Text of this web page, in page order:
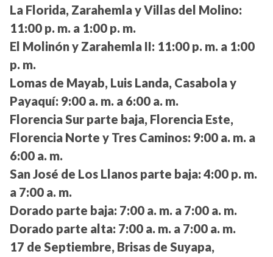
La Florida, Zarahemla y Villas del Molino:
11:00 p. m. a 1:00 p. m.
El Molinón y Zarahemla II: 11:00 p. m. a 1:00
p. m.
Lomas de Mayab, Luis Landa, Casabola y
Payaquí: 9:00 a. m. a 6:00 a. m.
Florencia Sur parte baja, Florencia Este,
Florencia Norte y Tres Caminos: 9:00 a. m. a
6:00 a. m.
San José de Los Llanos parte baja: 4:00 p. m.
a 7:00 a. m.
Dorado parte baja: 7:00 a. m. a 7:00 a. m.
Dorado parte alta: 7:00 a. m. a 7:00 a. m.
17 de Septiembre, Brisas de Suyapa,